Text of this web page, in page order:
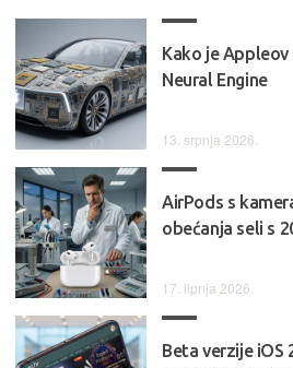
Kako je
Neural Engine
13. srpnja 2026.
AirPods s
obećanja seli s
17. lipnja 2026.
Beta verzije iOS